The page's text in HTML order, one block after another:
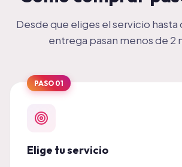
Desde que eliges el servicio hasta
entrega pasan menos de 2
PASO 01
Elige tu servicio